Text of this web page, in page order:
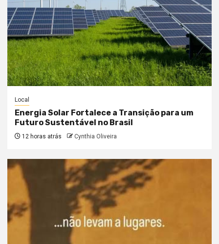
Local
Energia Solar Fortalece a Transição para um
Futuro Sustentável no Brasil
12 horas atrás Cynthia Oliveira